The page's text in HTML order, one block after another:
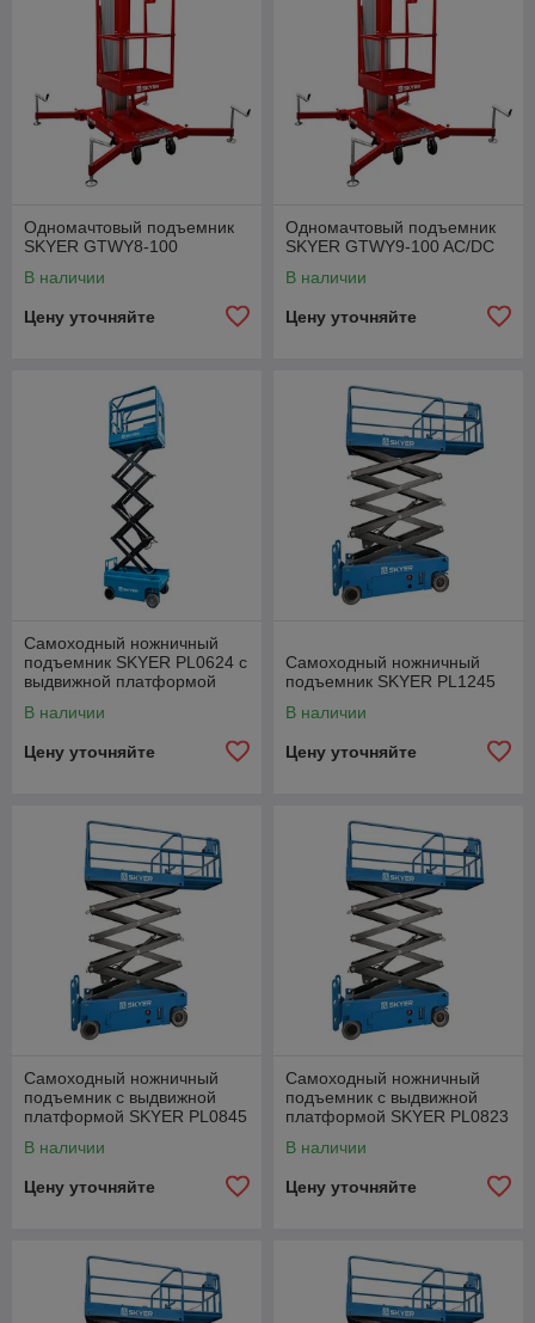
Одномачтовый подъемник
SKYER GTWY8-100
В наличии
Цену уточняйте
Одномачтовый подъемник
SKYER GTWY9-100 AC/DC
В наличии
Цену уточняйте
Самоходный ножничный
подъемник SKYER PL0624 с
выдвижной платформой
В наличии
Цену уточняйте
Самоходный ножничный
подъемник SKYER PL1245
В наличии
Цену уточняйте
Самоходный ножничный
подъемник с выдвижной
платформой SKYER PL0845
В наличии
Цену уточняйте
Самоходный ножничный
подъемник с выдвижной
платформой SKYER PL0823
В наличии
Цену уточняйте